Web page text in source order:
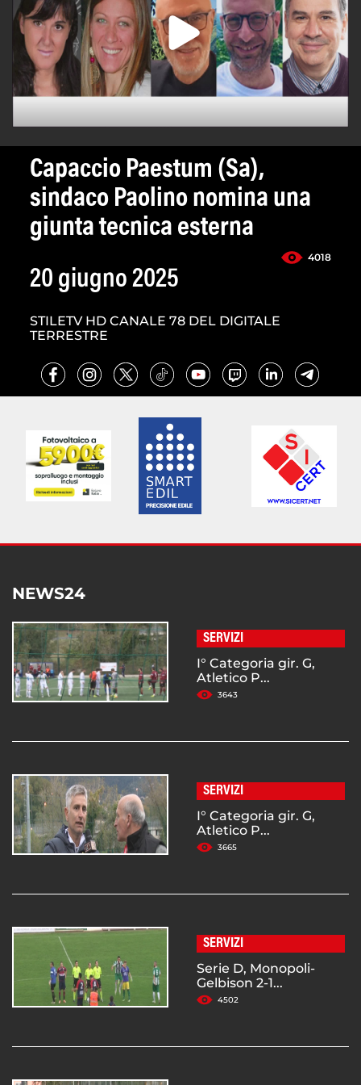
Capaccio Paestum (Sa),
sindaco Paolino nomina una
giunta tecnica esterna
4018
20 giugno 2025
STILETV HD CANALE 78 DEL DIGITALE
TERRESTRE
NEWS24
SERVIZI
I° Categoria gir. G,
Atletico P...
3643
SERVIZI
I° Categoria gir. G,
Atletico P...
3665
SERVIZI
Serie D, Monopoli-
Gelbison 2-1...
4502